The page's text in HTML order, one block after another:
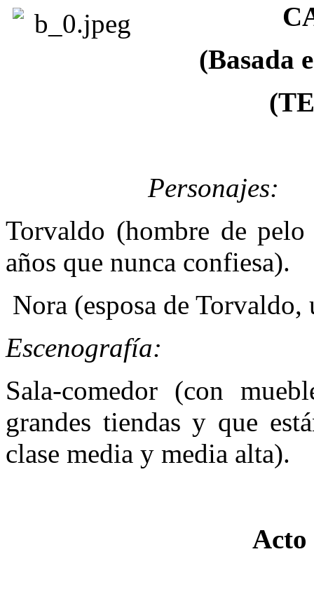
(Basada
Personajes:
Torvaldo (hombre de
años que nunca confiesa).
Nora (esposa de Torvaldo,
Escenografía:
Sala-comedor (con
grandes tiendas y que
clase media y media alta).
Acto